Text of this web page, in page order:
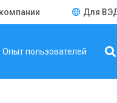
Для
Опыт пользователей